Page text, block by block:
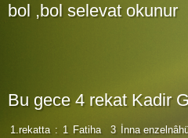
bol ,bol selevat okunur
Bu gece 4 rekat Kadir
1.rekatta : 1 Fatiha 3 İnna